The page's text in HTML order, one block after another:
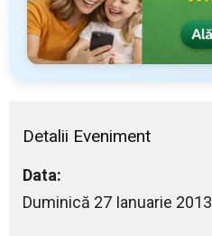
Detalii Eveniment
Data:
Duminică 27 Ianuarie 2013